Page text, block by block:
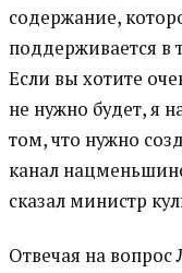
содержание,
поддерживается в
Если вы хотите
не нужно будет, я
том, что нужно
канал
сказал министр
Отвечая на